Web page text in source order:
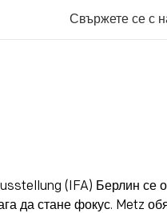
Свържете се с
(IFA) Берлин се
да стане фокус. Metz